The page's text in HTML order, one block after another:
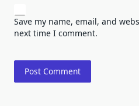
Save my name, email, and
next time I comment.